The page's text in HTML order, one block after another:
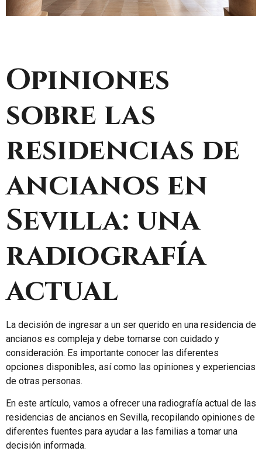
Opiniones
sobre las
residencias de
ancianos en
Sevilla: una
radiografía
actual
La decisión de ingresar a un ser querido en una residencia de
ancianos es compleja y debe tomarse con cuidado y
consideración. Es importante conocer las diferentes
opciones disponibles, así como las opiniones y experiencias
de otras personas.
En este artículo, vamos a ofrecer una radiografía actual de las
residencias de ancianos en Sevilla, recopilando opiniones de
diferentes fuentes para ayudar a las familias a tomar una
decisión informada.